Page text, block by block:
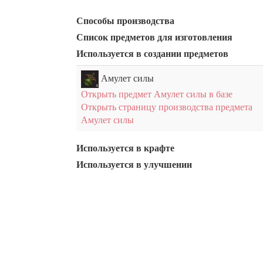
Способы производства
Список предметов для изготовления
Используется в создании предметов
Амулет силы
Открыть предмет Амулет силы в базе
Открыть страницу производства предмета
Амулет силы
Используется в крафте
Используется в улучшении